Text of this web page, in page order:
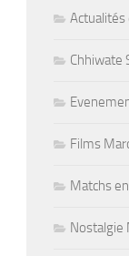
Chhiwate
Films
Matchs
Nostalgie